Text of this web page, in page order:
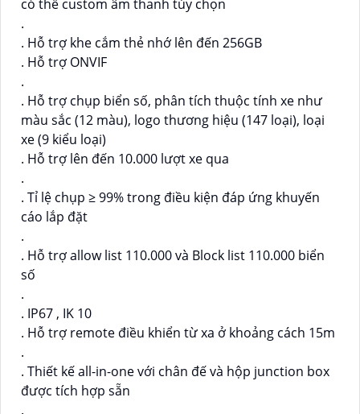
có thể custom âm thanh tùy chọn
.
. Hỗ trợ khe cắm thẻ nhớ lên đến 256GB
. Hỗ trợ ONVIF
.
. Hỗ trợ chụp biển số, phân tích thuộc tính xe như
màu sắc (12 màu), logo thương hiệu (147 loại), loại
xe (9 kiểu loại)
. Hỗ trợ lên đến 10.000 lượt xe qua
.
. Tỉ lệ chụp ≥ 99% trong điều kiện đáp ứng khuyến
cáo lắp đặt
.
. Hỗ trợ allow list 110.000 và Block list 110.000 biển
số
.
. IP67 , IK 10
. Hỗ trợ remote điều khiển từ xa ở khoảng cách 15m
.
. Thiết kế all-in-one với chân đế và hộp junction box
được tích hợp sẵn
.